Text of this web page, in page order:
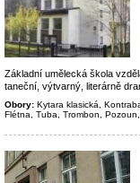
Základní umělecká škola
taneční, výtvarný, literárně
Obory: Kytara klasická,
Flétna, Tuba, Trombon,